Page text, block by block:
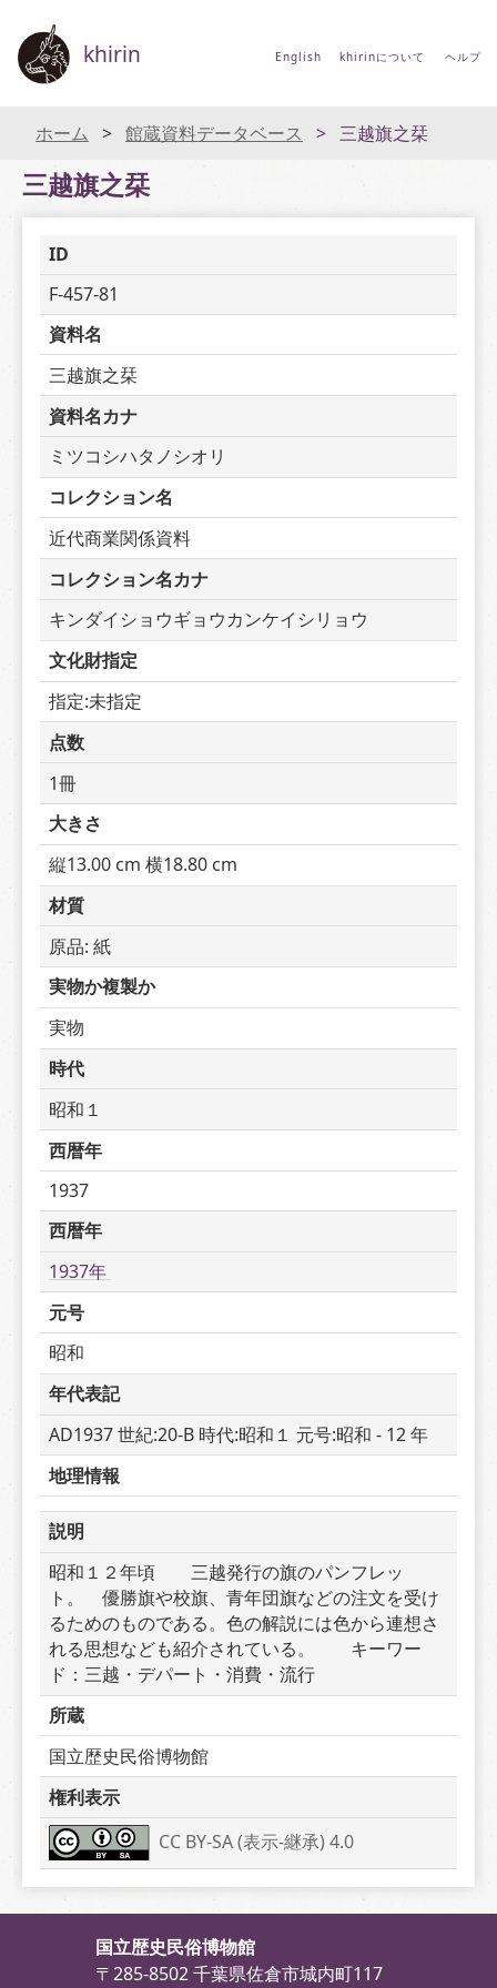
khirin English khirinについて ヘルプ
ホーム 館蔵資料データベース 三越旗之栞
三越旗之栞
ID
F-457-81
資料名
三越旗之栞
資料名カナ
ミツコシハタノシオリ
コレクション名
近代商業関係資料
コレクション名カナ
キンダイショウギョウカンケイシリョウ
文化財指定
指定:未指定
点数
1冊
大きさ
縦13.00 cm 横18.80 cm
材質
原品: 紙
実物か複製か
実物
時代
昭和１
西暦年
1937
西暦年
1937年
元号
昭和
年代表記
AD1937 世紀:20-B 時代:昭和１ 元号:昭和 - 12 年
地理情報
説明
昭和１２年頃　　三越発行の旗のパンフレッ
ト。　優勝旗や校旗、青年団旗などの注文を受け
るためのものである。色の解説には色から連想さ
れる思想なども紹介されている。　　キーワー
ド：三越・デパート・消費・流行
所蔵
国立歴史民俗博物館
権利表示
CC BY-SA (表示-継承) 4.0
国立歴史民俗博物館
〒285-8502 千葉県佐倉市城内町117